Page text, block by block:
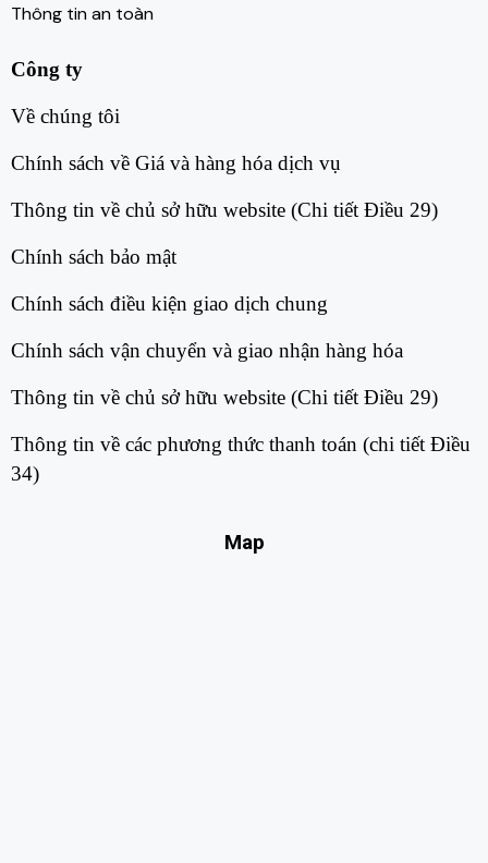
Thông tin an toàn
Công ty
Về chúng tôi​
Chính sách về Giá và hàng hóa dịch vụ​
Thông tin về chủ sở hữu website (Chi tiết Điều 29)​
Chính sách bảo mật​
Chính sách điều kiện giao dịch chung​
Chính sách vận chuyển và giao nhận hàng hóa​
Thông tin về chủ sở hữu website (Chi tiết Điều 29)​
Thông tin về các phương thức thanh toán (chi tiết Điều
34)​
Map